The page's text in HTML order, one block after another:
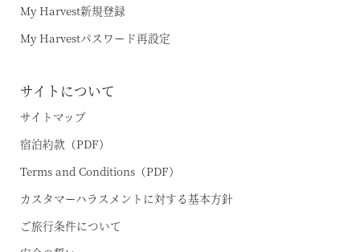
My Harvest新規登録
My Harvestパスワード再設定
サイトについて
サイトマップ
宿泊約款（PDF）
Terms and Conditions（PDF）
カスタマーハラスメントに対する基本方針
ご旅行条件について